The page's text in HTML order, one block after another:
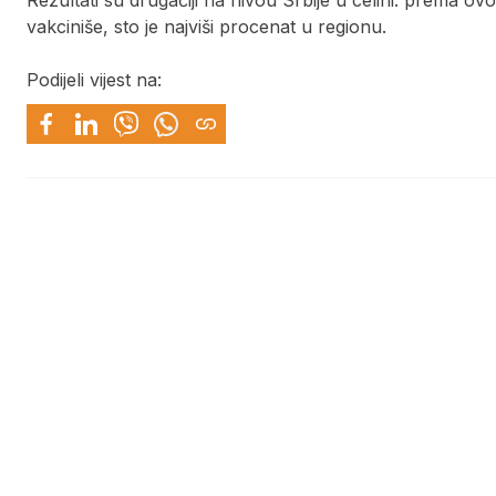
vakciniše, sto je najviši procenat u regionu.
Podijeli vijest na: